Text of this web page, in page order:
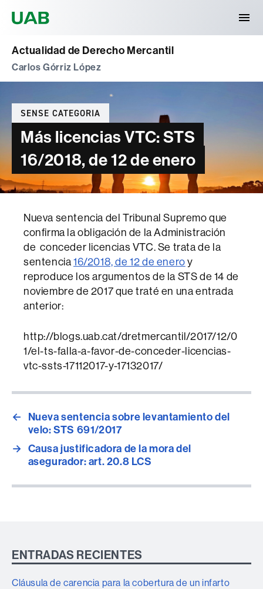
Actualidad de Derecho Mercantil
Carlos Górriz López
Categories
SENSE CATEGORIA
Más licencias VTC: STS
16/2018, de 12 de enero
Nueva sentencia del Tribunal Supremo que
confirma la obligación de la Administración
de conceder licencias VTC. Se trata de la
sentencia 16/2018, de 12 de enero y
reproduce los argumentos de la STS de 14 de
noviembre de 2017 que traté en una entrada
anterior:
http://blogs.uab.cat/dretmercantil/2017/12/0
1/el-ts-falla-a-favor-de-conceder-licencias-
vtc-ssts-17112017-y-17132017/
←
Nueva sentencia sobre levantamiento del
velo: STS 691/2017
→ Causa justificadora de la mora del
asegurador: art. 20.8 LCS
ENTRADAS RECIENTES
Cláusula de carencia para la cobertura de un infarto